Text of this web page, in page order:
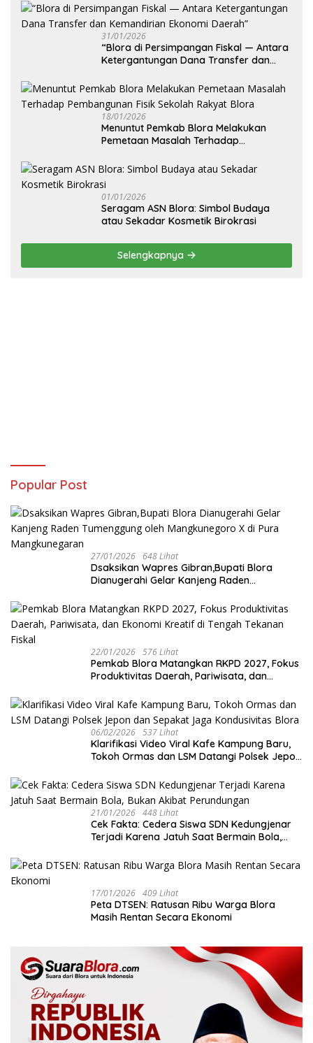
31/01/2026
‎“Blora di Persimpangan Fiskal — Antara
Ketergantungan Dana Transfer dan
18/01/2026
‎Menuntut Pemkab Blora Melakukan
Pemetaan Masalah Terhadap
Blora
01/01/2026
‎Seragam ASN Blora: Simbol Budaya
atau Sekadar Kosmetik Birokrasi
Selengkapnya
Popular Post
27/01/2026 648 Lihat
‎Dsaksikan Wapres Gibran,Bupati Blora
Dianugerahi Gelar Kanjeng Raden
Mangkunegaran
22/01/2026 576 Lihat
‎Pemkab Blora Matangkan RKPD 2027, Fokus
Produktivitas Daerah, Pariwisata, dan
06/02/2026 537 Lihat
‎Klarifikasi Video Viral Kafe Kampung Baru,
Tokoh Ormas dan LSM Datangi Polsek Jepon
21/01/2026 448 Lihat
Cek Fakta: Cedera Siswa SDN Kedungjenar
Terjadi Karena Jatuh Saat Bermain Bola,
17/01/2026 409 Lihat
‎Peta DTSEN: Ratusan Ribu Warga Blora
Masih Rentan Secara Ekonomi